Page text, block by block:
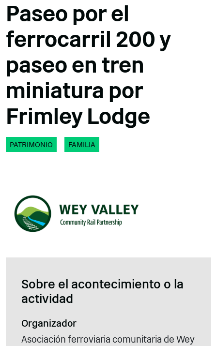
Paseo por el
ferrocarril 200 y
paseo en tren
miniatura por
Frimley Lodge
PATRIMONIO FAMILIA
Sobre el acontecimiento o la
actividad
Organizador
Asociación ferroviaria comunitaria de Wey